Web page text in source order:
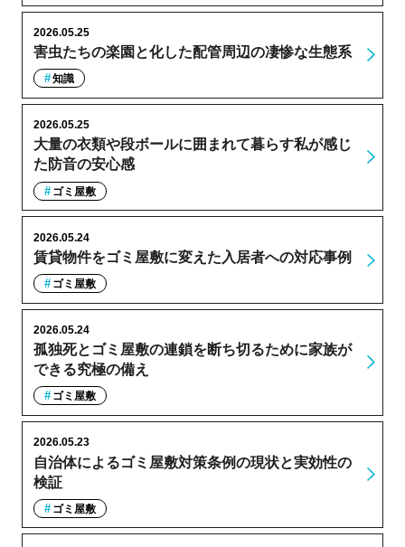
害虫たちの楽園と化した配管周辺の凄惨な生態系
2026.05.25
知識
大量の衣類や段ボールに囲まれて暮らす私が感じ
た防音の安心感
2026.05.25
ゴミ屋敷
賃貸物件をゴミ屋敷に変えた入居者への対応事例
2026.05.24
ゴミ屋敷
孤独死とゴミ屋敷の連鎖を断ち切るために家族が
できる究極の備え
2026.05.24
ゴミ屋敷
自治体によるゴミ屋敷対策条例の現状と実効性の
検証
2026.05.23
ゴミ屋敷